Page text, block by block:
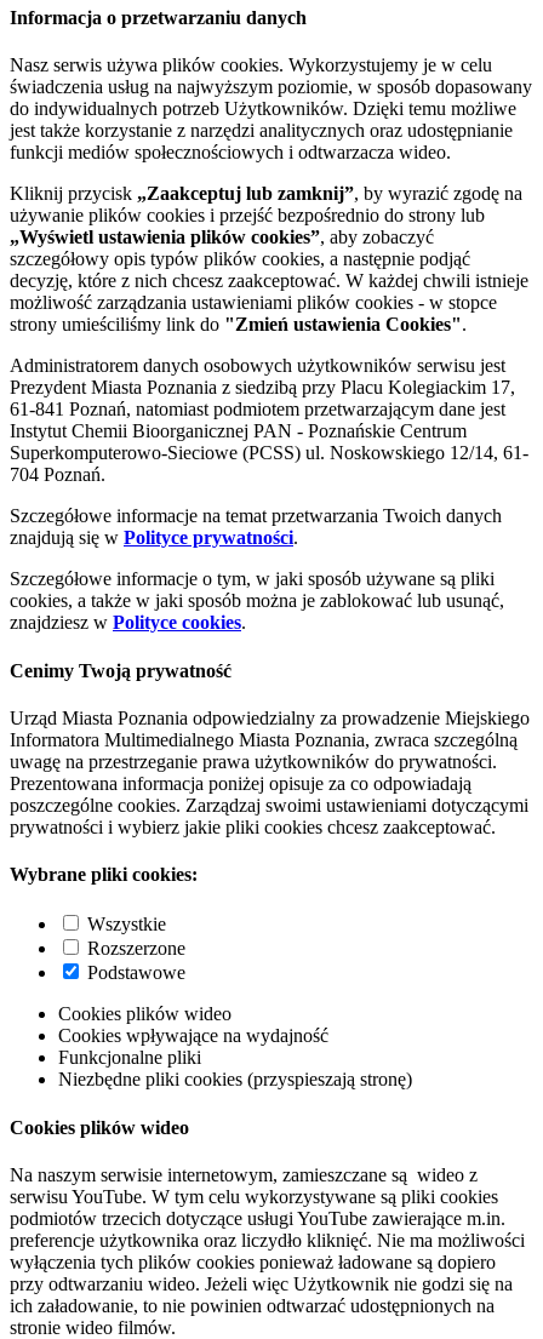
Informacja o przetwarzaniu danych
Nasz serwis używa plików cookies. Wykorzystujemy je w celu
świadczenia usług na najwyższym poziomie, w sposób dopasowany
do indywidualnych potrzeb Użytkowników. Dzięki temu możliwe
jest także korzystanie z narzędzi analitycznych oraz udostępnianie
funkcji mediów społecznościowych i odtwarzacza wideo.
Kliknij przycisk „Zaakceptuj lub zamknij”, by wyrazić zgodę na
używanie plików cookies i przejść bezpośrednio do strony lub
„Wyświetl ustawienia plików cookies”, aby zobaczyć
szczegółowy opis typów plików cookies, a następnie podjąć
decyzję, które z nich chcesz zaakceptować. W każdej chwili istnieje
możliwość zarządzania ustawieniami plików cookies - w stopce
strony umieściliśmy link do "Zmień ustawienia Cookies".
Administratorem danych osobowych użytkowników serwisu jest
Prezydent Miasta Poznania z siedzibą przy Placu Kolegiackim 17,
61-841 Poznań, natomiast podmiotem przetwarzającym dane jest
Instytut Chemii Bioorganicznej PAN - Poznańskie Centrum
Superkomputerowo-Sieciowe (PCSS) ul. Noskowskiego 12/14, 61-
704 Poznań.
Szczegółowe informacje na temat przetwarzania Twoich danych
znajdują się w Polityce prywatności.
Szczegółowe informacje o tym, w jaki sposób używane są pliki
cookies, a także w jaki sposób można je zablokować lub usunąć,
znajdziesz w Polityce cookies.
Cenimy Twoją prywatność
Urząd Miasta Poznania odpowiedzialny za prowadzenie Miejskiego
Informatora Multimedialnego Miasta Poznania, zwraca szczególną
uwagę na przestrzeganie prawa użytkowników do prywatności.
Prezentowana informacja poniżej opisuje za co odpowiadają
poszczególne cookies. Zarządzaj swoimi ustawieniami dotyczącymi
prywatności i wybierz jakie pliki cookies chcesz zaakceptować.
Wybrane pliki cookies:
Wszystkie
Rozszerzone
Podstawowe
Cookies plików wideo
Cookies wpływające na wydajność
Funkcjonalne pliki
Niezbędne pliki cookies (przyspieszają stronę)
Cookies plików wideo
Na naszym serwisie internetowym, zamieszczane są wideo z
serwisu YouTube. W tym celu wykorzystywane są pliki cookies
podmiotów trzecich dotyczące usługi YouTube zawierające m.in.
preferencje użytkownika oraz liczydło kliknięć. Nie ma możliwości
wyłączenia tych plików cookies ponieważ ładowane są dopiero
przy odtwarzaniu wideo. Jeżeli więc Użytkownik nie godzi się na
ich załadowanie, to nie powinien odtwarzać udostępnionych na
stronie wideo filmów.